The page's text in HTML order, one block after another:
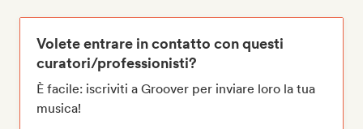
Volete entrare in contatto con questi
curatori/professionisti?
È facile: iscriviti a Groover per inviare loro la tua
musica!